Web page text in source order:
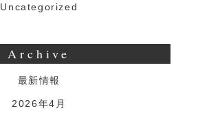
Uncategorized
Archive
最新情報
2026年4月